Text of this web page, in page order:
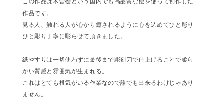
作品です。
見る人、触れる人が心から癒されるように心を込めてひと彫り
ひと彫り丁寧に彫らせて頂きました。
紙やすりは一切使わずに最後まで彫刻刀で仕上げることで柔ら
かい質感と雰囲気が生まれる。
これはとても根気がいる作業なので誰でも出来るわけじゃあり
ません。